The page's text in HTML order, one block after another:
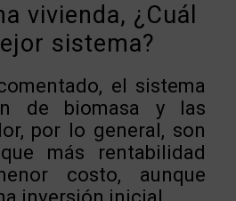
vivienda, ¿Cuál
sistema?
el sistema
de biomasa y las
por lo general, son
más rentabilidad
costo, aunque